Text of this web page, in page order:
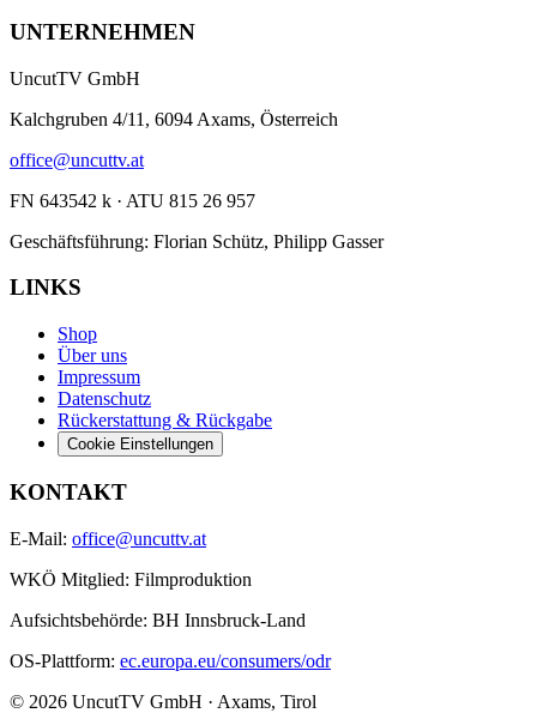
UNTERNEHMEN
UncutTV GmbH
Kalchgruben 4/11, 6094 Axams, Österreich
office@uncuttv.at
FN 643542 k · ATU 815 26 957
Geschäftsführung: Florian Schütz, Philipp Gasser
LINKS
Shop
Über uns
Impressum
Datenschutz
Rückerstattung & Rückgabe
Cookie Einstellungen
KONTAKT
E-Mail: office@uncuttv.at
WKÖ Mitglied: Filmproduktion
Aufsichtsbehörde: BH Innsbruck-Land
OS-Plattform: ec.europa.eu/consumers/odr
© 2026 UncutTV GmbH · Axams, Tirol